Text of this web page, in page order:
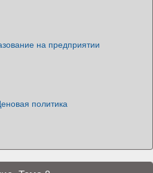
на предприятии
политика